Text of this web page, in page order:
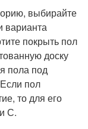
выбирайте
варианта
покрыть пол
доску
пола под
пол
то для его
С.